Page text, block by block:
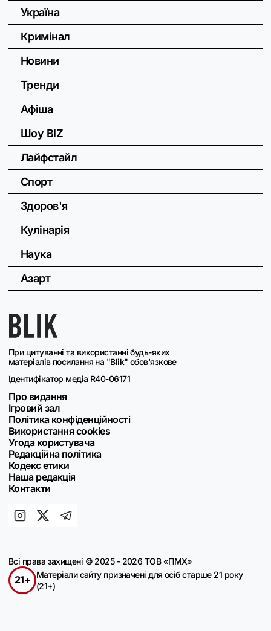
При цитуванні та використанні будь-яких
матеріалів посилання на "Blik" обов'язкове
Ідентифікатор медіа R40-06171
Про видання
Ігровий зал
Політика конфіденційності
Використання cookies
Угода користувача
Редакційна політика
Кодекс етики
Наша редакція
Контакти
Україна
Кримінал
Новини
Тренди
Афіша
Шоу BIZ
Лайфстайл
Спорт
Здоров'я
Кулінарія
Наука
Азарт
Всі права захищені © 2025 - 2026 ТОВ «ПМХ»
21+
Матеріали сайту призначені для осіб старше 21 року
(21+)